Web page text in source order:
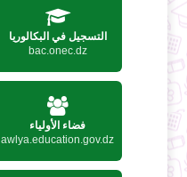
التسجيل في البكالوريا
bac.onec.dz
فضاء الأولياء
awlya.education.gov.dz